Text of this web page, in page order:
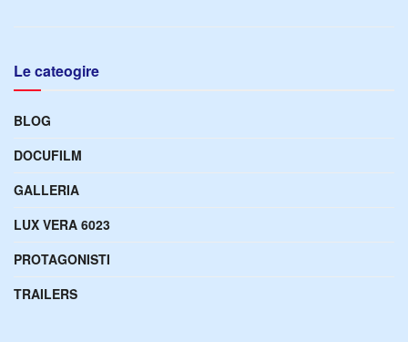
Le cateogire
BLOG
DOCUFILM
GALLERIA
LUX VERA 6023
PROTAGONISTI
TRAILERS